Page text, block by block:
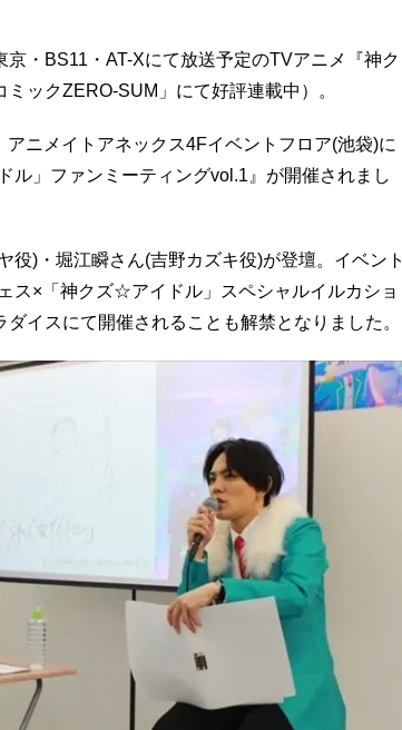
・BS11・AT-Xにて放送予定のTVアニメ『神ク
ックZERO-SUM」にて好評連載中）。
ニメイトアネックス4Fイベントフロア(池袋)に
」ファンミーティングvol.1』が開催されまし
役)・堀江瞬さん(吉野カズキ役)が登壇。イベント
ス×「神クズ☆アイドル」スペシャルイルカショ
イスにて開催されることも解禁となりました。